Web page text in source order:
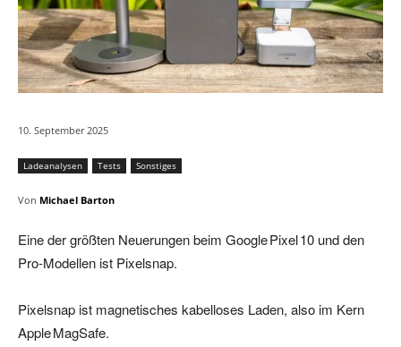
10. September 2025
Ladeanalysen Tests Sonstiges
Von Michael Barton
Eine der größten Neuerungen beim Google Pixel 10 und den
Pro‑Modellen ist Pixelsnap.
Pixelsnap ist magnetisches kabelloses Laden, also im Kern
Apple MagSafe.